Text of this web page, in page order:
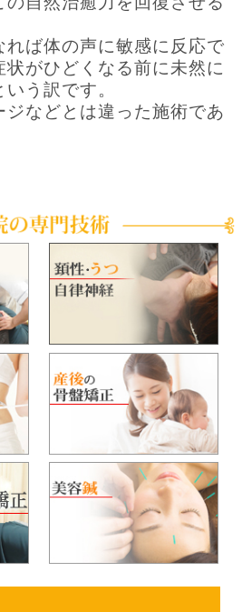
れば体の声に敏感に反応で
状がひどくなる前に未然に
う訳です。
などとは違った施術であ